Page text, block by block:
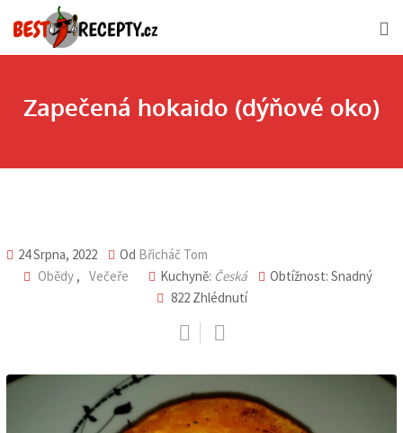
to
Zapečená hokaido (dýňové oko)
24 Srpna, 2022 Od Břicháč Tom
Obědy , Večeře Kuchyně: Česká
Obtížnost: Snadný
822 Zhlédnutí